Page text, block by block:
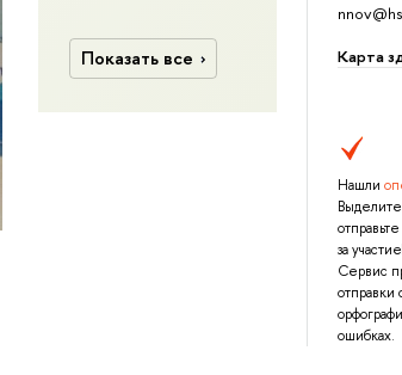
Карта
Нашли
за участие!
Сервис
ошибках.
Показать все